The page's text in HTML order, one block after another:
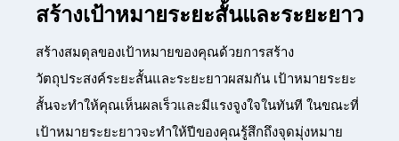
สร้างเป้าหมายระยะสั้นและระยะยาว
สร้างสมดุลของเป้าหมายของคุณด้วยการสร้าง
วัตถุประสงค์ระยะสั้นและระยะยาวผสมกัน เป้าหมายระยะ
สั้นจะทำให้คุณเห็นผลเร็วและมีแรงจูงใจในทันที ในขณะที่
เป้าหมายระยะยาวจะทำให้ปีของคุณรู้สึกถึงจุดมุ่งหมาย